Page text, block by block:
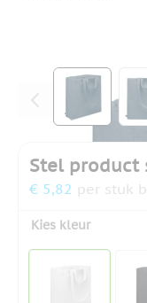
View
Stel product
€ 5,82 per stuk
Kies kleur